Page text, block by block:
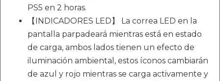
PS5 en 2 horas.
【INDICADORES LED】 La correa LED en la
pantalla parpadeará mientras está en estado
de carga, ambos lados tienen un efecto de
iluminación ambiental, estos íconos cambiarán
de azul y rojo mientras se carga activamente y